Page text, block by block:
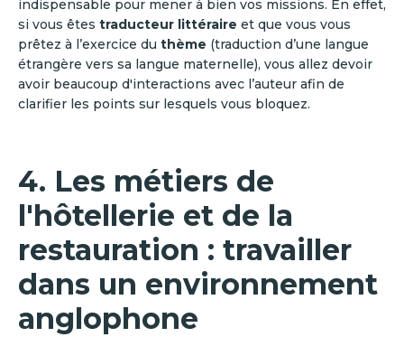
indispensable pour mener à bien vos missions. En effet,
si vous êtes traducteur littéraire et que vous vous
prêtez à l’exercice du thème (traduction d’une langue
étrangère vers sa langue maternelle), vous allez devoir
avoir beaucoup d'interactions avec l’auteur afin de
clarifier les points sur lesquels vous bloquez.
4. Les métiers de
l'hôtellerie et de la
restauration : travailler
dans un environnement
anglophone